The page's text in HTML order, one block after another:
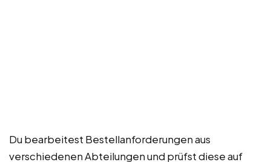
Du bearbeitest Bestellanforderungen aus
verschiedenen Abteilungen und prüfst diese auf